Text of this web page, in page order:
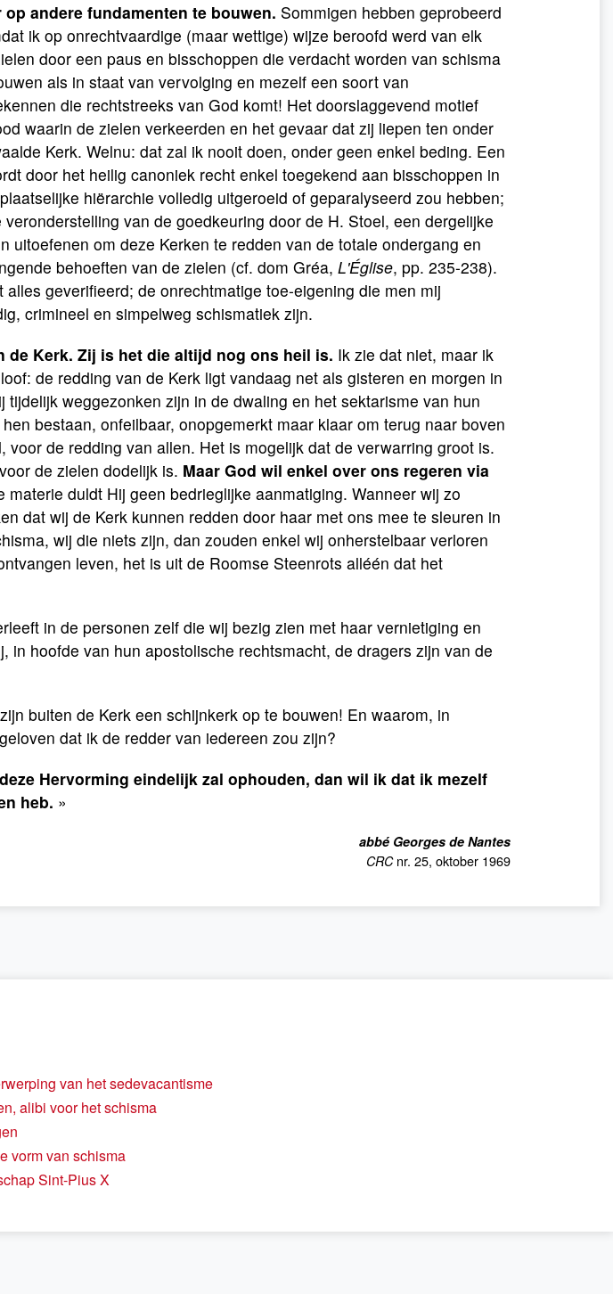
andere fundamenten te bouwen. Sommigen hebben geprobeerd
ik op onrechtvaardige (maar wettige) wijze beroofd werd van elk
door een paus en bisschoppen die verdacht worden van schisma
als in staat van vervolging en mezelf een soort van
die rechtstreeks van God komt! Het doorslaggevend motief
waarin de zielen verkeerden en het gevaar dat zij liepen ten onder
Kerk. Welnu: dat zal ik nooit doen, onder geen enkel beding. Een
door het heilig canoniek recht enkel toegekend aan bisschoppen in
hiërarchie volledig uitgeroeid of geparalyseerd zou hebben;
van de goedkeuring door de H. Stoel, een dergelijke
uitoefenen om deze Kerken te redden van de totale ondergang en
behoeften van de zielen (cf. dom Gréa, L'Église, pp. 235-238).
geverifieerd; de onrechtmatige toe-eigening die men mij
crimineel en simpelweg schismatiek zijn.
de Kerk. Zij is het die altijd nog ons heil is. Ik zie dat niet, maar ik
de redding van de Kerk ligt vandaag net als gisteren en morgen in
tijdelijk weggezonken zijn in de dwaling en het sektarisme van hun
bestaan, onfeilbaar, onopgemerkt maar klaar om terug naar boven
voor de redding van allen. Het is mogelijk dat de verwarring groot is.
de zielen dodelijk is. Maar God wil enkel over ons regeren via
materie duldt Hij geen bedrieglijke aanmatiging. Wanneer wij zo
dat wij de Kerk kunnen redden door haar met ons mee te sleuren in
wij die niets zijn, dan zouden enkel wij onherstelbaar verloren
leven, het is uit de Roomse Steenrots alléén dat het
in de personen zelf die wij bezig zien met haar vernietiging en
in hoofde van hun apostolische rechtsmacht, de dragers zijn van de
buiten de Kerk een schijnkerk op te bouwen! En waarom, in
dat ik de redder van iedereen zou zijn?
Hervorming eindelijk zal ophouden, dan wil ik dat ik mezelf
heb. »
abbé Georges de Nantes
CRCnr. 25, oktober 1969
van het sedevacantisme
alibi voor het schisma
vorm van schisma
Sint-Pius X